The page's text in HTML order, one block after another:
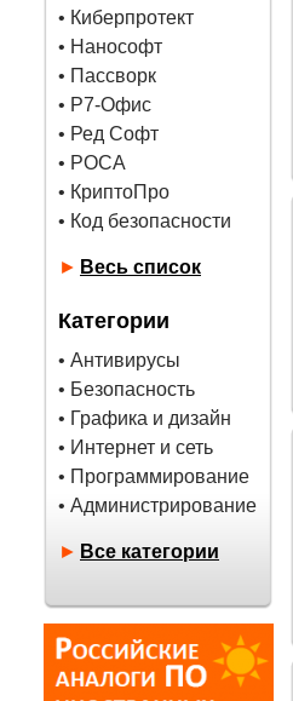
• Киберпротект
• Нанософт
• Пассворк
• Р7-Офис
• Ред Софт
• РОСА
• КриптоПро
• Код безопасности
► Весь список
Категории
• Антивирусы
• Безопасность
• Графика и дизайн
• Интернет и сеть
• Программирование
• Администрирование
► Все категории